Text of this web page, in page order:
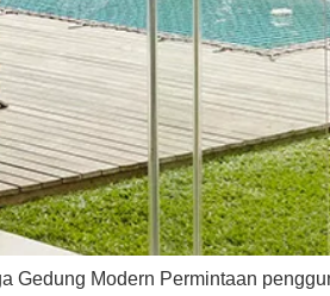
Gedung Modern Permintaan